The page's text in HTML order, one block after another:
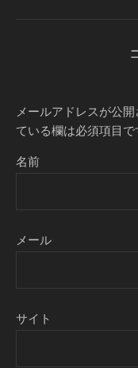
メールアドレスが公
ている欄は必須項目で
名前
メール
サイト